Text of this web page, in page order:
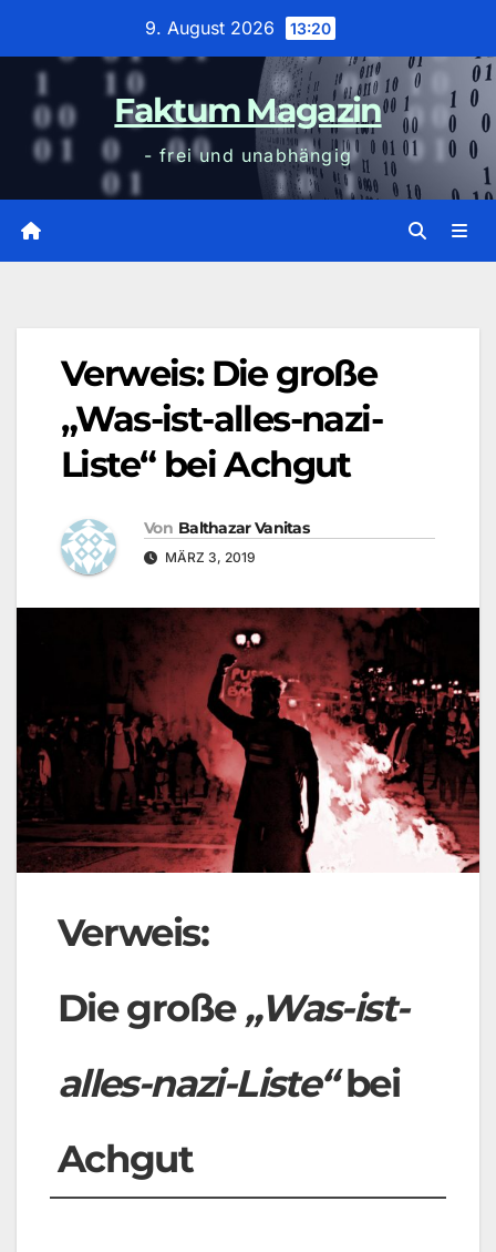
9. August 2026 13:20
Faktum Magazin
- frei und unabhängig
Verweis: Die große
„Was-ist-alles-nazi-
Liste“ bei Achgut
Von Balthazar Vanitas
MÄRZ 3, 2019
Verweis:
Die große„Was-ist-
alles-nazi-Liste“bei
Achgut